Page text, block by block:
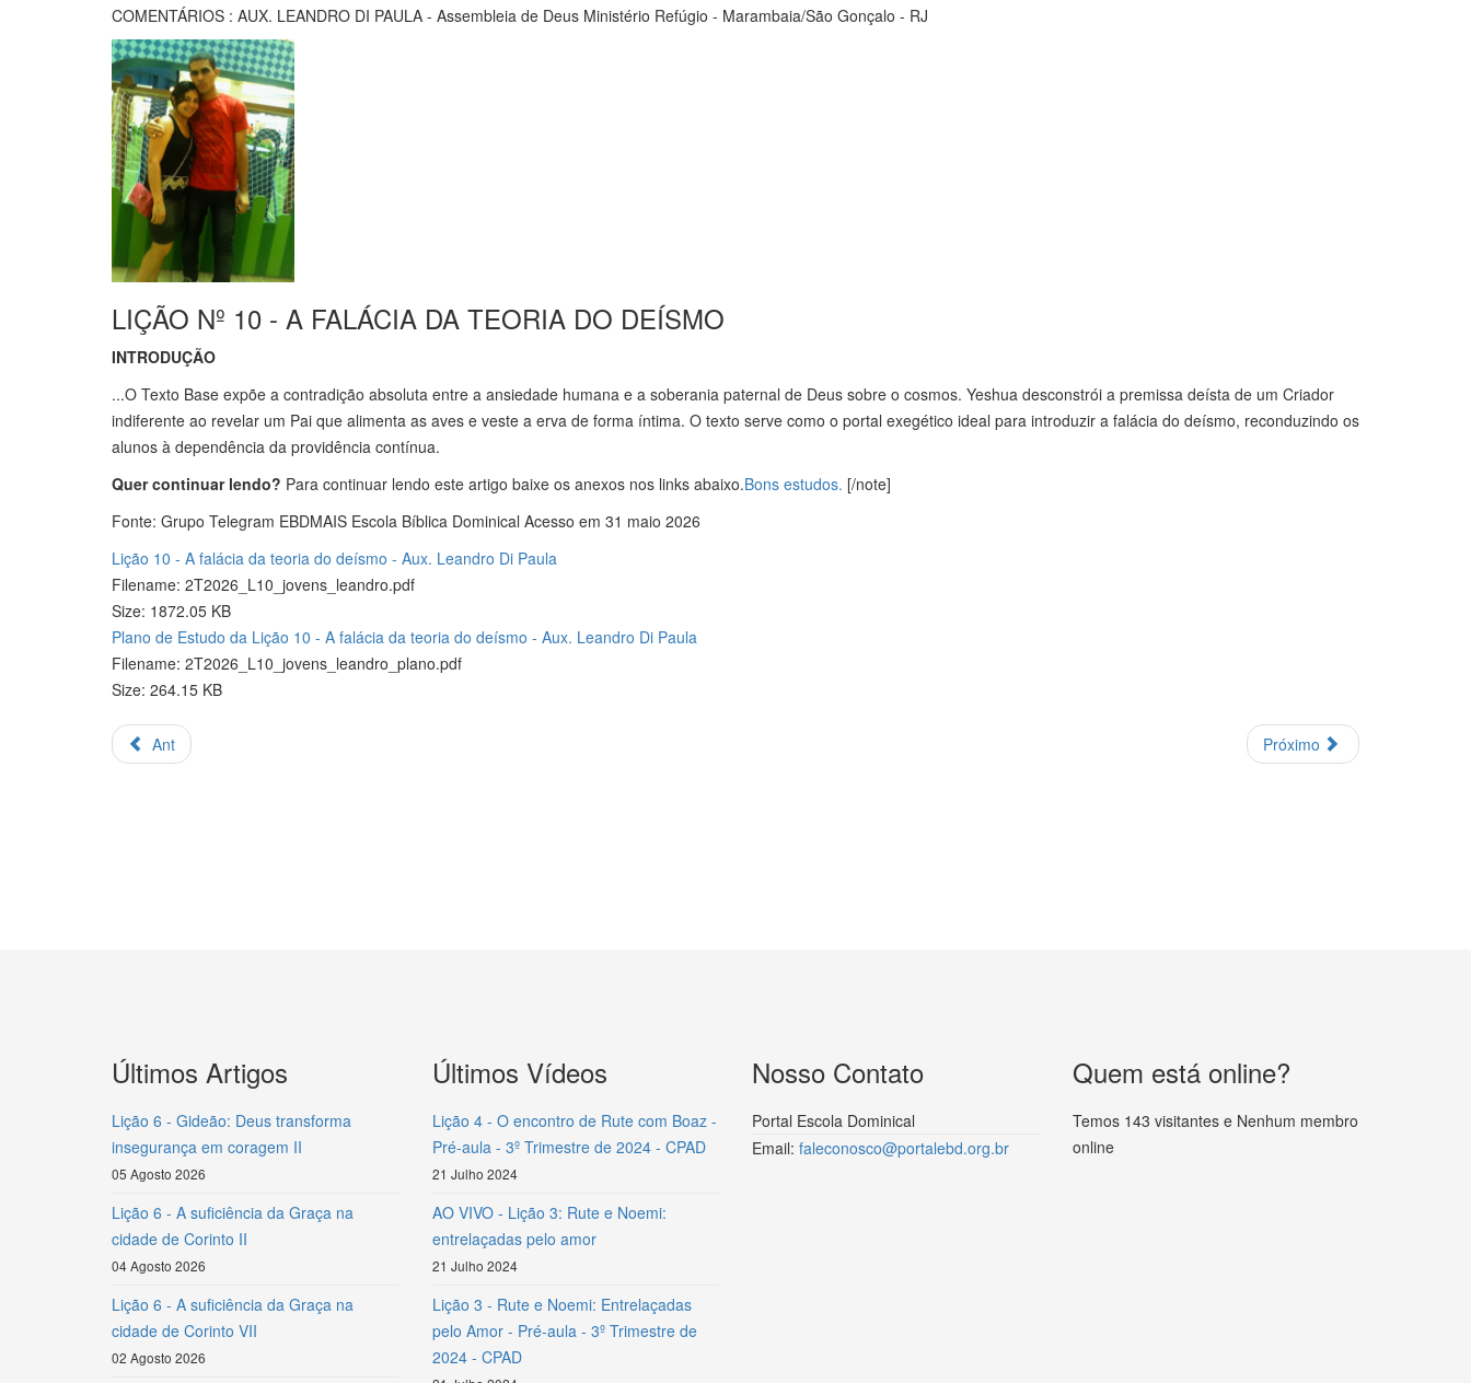
COMENTÁRIOS : AUX. LEANDRO DI PAULA - Assembleia de Deus Ministério Refúgio - Marambaia/São Gonçalo - RJ
LIÇÃO Nº 10 - A FALÁCIA DA TEORIA DO DEÍSMO
INTRODUÇÃO
...O Texto Base expõe a contradição absoluta entre a ansiedade humana e a soberania paternal de Deus sobre o cosmos. Yeshua desconstrói a premissa deísta de um Criador
indiferente ao revelar um Pai que alimenta as aves e veste a erva de forma íntima. O texto serve como o portal exegético ideal para introduzir a falácia do deísmo, reconduzindo os
alunos à dependência da providência contínua.
Quer continuar lendo? Para continuar lendo este artigo baixe os anexos nos links abaixo.Bons estudos. [/note]
Fonte: Grupo Telegram EBDMAIS Escola Bíblica Dominical Acesso em 31 maio 2026
Lição 10 - A falácia da teoria do deísmo - Aux. Leandro Di Paula
Filename: 2T2026_L10_jovens_leandro.pdf
Size: 1872.05 KB
Plano de Estudo da Lição 10 - A falácia da teoria do deísmo - Aux. Leandro Di Paula
Filename: 2T2026_L10_jovens_leandro_plano.pdf
Size: 264.15 KB
Ant Próximo
Últimos Artigos
Lição 6 - Gideão: Deus transforma
insegurança em coragem II
05 Agosto 2026
Lição 6 - A suficiência da Graça na
cidade de Corinto II
04 Agosto 2026
Lição 6 - A suficiência da Graça na
cidade de Corinto VII
02 Agosto 2026
Últimos Vídeos
Lição 4 - O encontro de Rute com Boaz -
Pré-aula - 3º Trimestre de 2024 - CPAD
21 Julho 2024
AO VIVO - Lição 3: Rute e Noemi:
entrelaçadas pelo amor
21 Julho 2024
Lição 3 - Rute e Noemi: Entrelaçadas
pelo Amor - Pré-aula - 3º Trimestre de
2024 - CPAD
Nosso Contato
Portal Escola Dominical
Email: faleconosco@portalebd.org.br
Quem está online?
Temos 143 visitantes e Nenhum membro
online